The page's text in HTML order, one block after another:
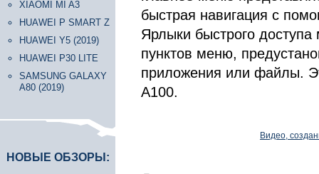
XIAOMI MI A3
HUAWEI P SMART Z
HUAWEI Y5 (2019)
HUAWEI P30 LITE
SAMSUNG GALAXY
A80 (2019)
НОВЫЕ ОБЗОРЫ:
быстрая навигация с
Ярлыки быстрого доступа
пунктов меню,
приложения или файлы.
А100.
Видео,